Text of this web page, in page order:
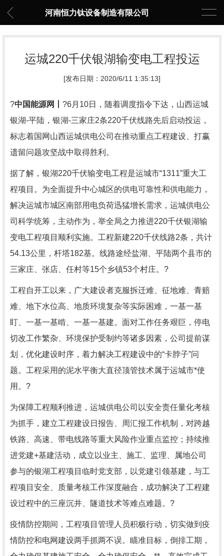
河南恒力钛设备制造有限公司
运城220千伏银湖输变电工程投运
[发布日期：2020/6/11 1:35:13]
?中国能源网丨 ?6月 10日，随着调度指令下达，山西运城
银湖-平陆，银湖-三家庄2条220千伏线路先后启动投运，
标志着国网山西运城供电公司在推动重点工程建设、打赢
遗留问题攻坚战中取得胜利。
据了解，银湖220千伏输变电工程是运城市“1311”重大工
程项目。为全面提升中心城区的供电可靠性和供电能力，
解决运城市城区南部用电负荷迅猛增长需求，运城供电公
司科学统筹，主动作为，举全局之力推进220千伏银湖输
变电工程项目顺利实施。工程新建220千伏线路2条，共计
54.13公里，杆塔182基。线路途经盐湖、平陆两个县市的
三家庄、张店、任村等15个乡镇53个村庄。 ?
工程自开工以来，广大建设者克服拆迁难、征地难、青赔
难、地下水位高、地质环境复杂等实际困难，一基一基
盯、一基一基啃、一基一基建。面对工作任务艰巨，停电
切改工作繁杂、环境保护受制约等诸多因素，公司提前谋
划，优化建设时序，着力解决工程建设中的“卡脖子”问
题。工程采用的泥水平衡大直径顶管技术属于运城市*使
用。 ?
为保障工程顺利推进，运城供电公司以安全责任量化考核
为抓手，建立工程建设日报告、周汇报工作机制，对跨越
铁路、高速、带电线路等重大风险作业重点监控；持续推
进党建+基建活动，成立以业主、施工、监理、属地公司
参与的银湖工程项目临时党支部，以党建引领基建，与工
程项目安全、质量考核工作深度融合，成功解决了工程建
设过程中的三座沉井、隧道技术等难点难题。 ?
疫情防控期间，工程项目管理人员积极行动，切实做到疫
情防控和电网建设两手抓两不误。瞄准目标，倒排工期，